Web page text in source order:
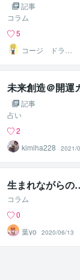
記事
コラム
5
コージ ドラゴ
ンボール マン
ガ好き
未来創造＠開運
記事
占い
2
kimiha228
2021/
生まれながら
コラム
0
葉yo
2020/06/13